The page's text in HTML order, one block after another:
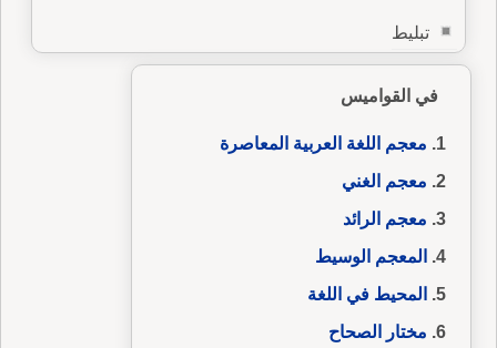
تبليط
في القواميس
معجم اللغة العربية المعاصرة
معجم الغني
معجم الرائد
المعجم الوسيط
المحيط في اللغة
مختار الصحاح